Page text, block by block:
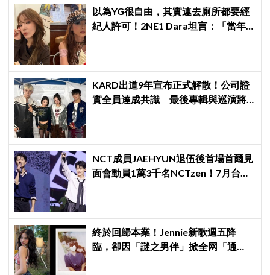
以為YG很自由，其實連去廁所都要經
紀人許可！2NE1 Dara坦言：「當年
KARD出道9年宣布正式解散！公司證
實全員達成共識 最後專輯與巡演將
NCT成員JAEHYUN退伍後首場首爾見
面會動員1萬3千名NCTzen！7月台北
終於回歸本業！Jennie新歌週五降
臨，卻因「謎之男伴」掀全网「通